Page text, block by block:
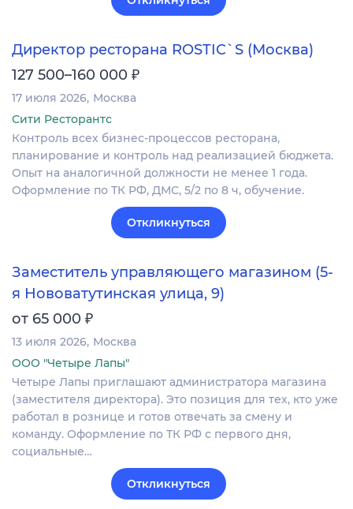
Директор ресторана ROSTIC`S (Москва)
127 500–160 000 ₽
17 июля 2026 Москва
Сити Ресторантс
Контроль всех бизнес-процессов ресторана,
планирование и контроль над реализацией бюджета.
Опыт на аналогичной должности не менее 1 года.
Оформление по ТК РФ, ДМС, 5/2 по 8 ч, обучение.
Откликнуться
Заместитель управляющего магазином (5-
я Нововатутинская улица, 9)
от 65 000 ₽
13 июля 2026 Москва
ООО "Четыре Лапы"
Четыре Лапы приглашают администратора магазина
(заместителя директора). Это позиция для тех, кто уже
работал в рознице и готов отвечать за смену и
команду. Оформление по ТК РФ с первого дня,
социальные…
Откликнуться